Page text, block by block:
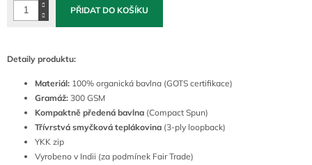
PŘIDAT DO KOŠÍKU
Detaily produktu:
Materiál: 100% organická bavlna (GOTS certifikace)
Gramáž: 300 GSM
Kompaktně předená bavlna (Compact Spun)
Třívrstvá smyčková teplákovina (3-ply loopback)
YKK zip
Vyrobeno v Indii (za podmínek Fair Trade)